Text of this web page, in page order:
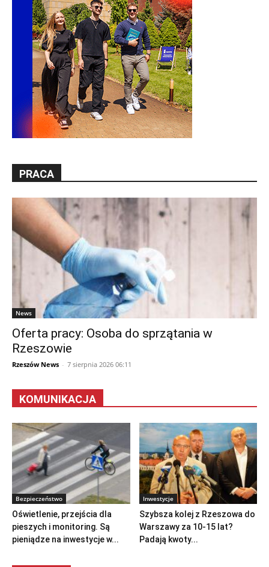
PRACA
News
Oferta pracy: Osoba do sprzątania w
Rzeszowie
Rzeszów News - 7 sierpnia 2026 06:11
KOMUNIKACJA
Bezpieczeństwo
Oświetlenie, przejścia dla
pieszych i monitoring. Są
pieniądze na inwestycje w...
Inwestycje
Szybsza kolej z Rzeszowa do
Warszawy za 10-15 lat?
Padają kwoty...